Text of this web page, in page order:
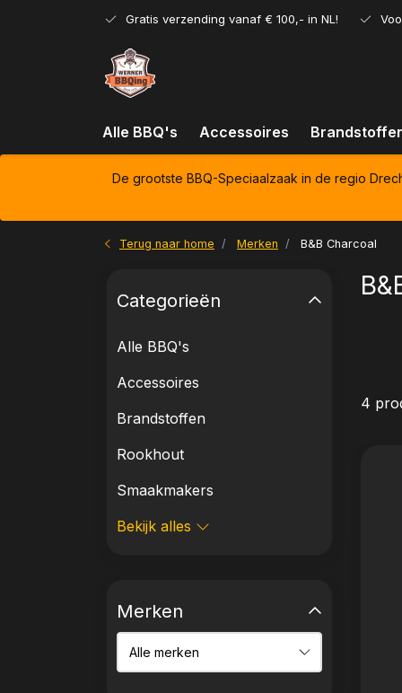
Gratis verzending vanaf € 100,- in NL!
Alle BBQ's Accessoires
De grootste BBQ-Speciaalzaak in de regio
Terug naar home Merken B&B Charcoal
4
Categorieën
Alle BBQ's
Accessoires
Brandstoffen
Rookhout
Smaakmakers
Bekijk alles
Merken